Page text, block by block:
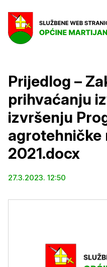
Prijedlog –
prihvaćanju
izvršenju
agrotehničke
2021.docx
27.3.2023. 12:50